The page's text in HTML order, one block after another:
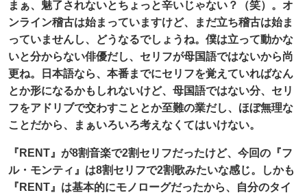
まぁ、魅了されないとちょっと辛いじゃない？（笑）。オ
ンライン稽古は始まっていますけど、まだ立ち稽古は始ま
っていませんし、どうなるでしょうね。僕は立って動かな
いと分からない俳優だし、セリフが母国語ではないから尚
更ね。日本語なら、本番までにセリフを覚えていればなん
とか形になるかもしれないけど、母国語ではない分、セリ
フをアドリブで交わすこととか至難の業だし、ほぼ無理な
ことだから、まぁいろいろ考えなくてはいけない。
『RENT』が8割音楽で2割セリフだったけど、今回の『フ
ル・モンティ』は8割セリフで2割歌みたいな感じ。しかも
『RENT』は基本的にモノローグだったから、自分のタイ